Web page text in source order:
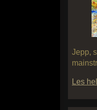
Jepp,
Les